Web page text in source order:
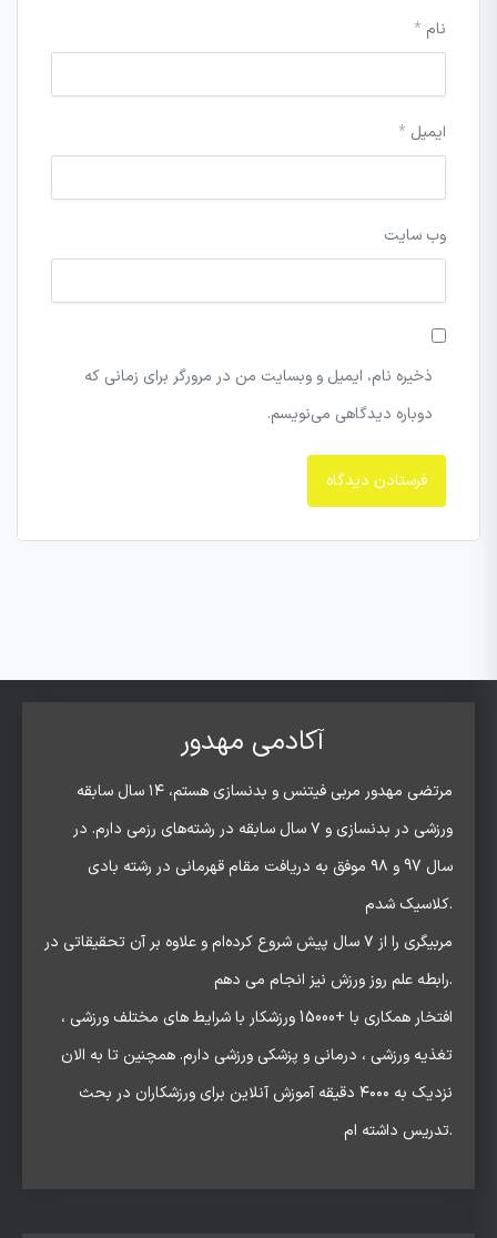
نام *
ایمیل *
وب‌ سایت
ذخیره نام، ایمیل و وبسایت من در مرورگر برای زمانی که
دوباره دیدگاهی می‌نویسم.
آکادمی مهدور
مرتضی مهدور مربی فیتنس و بدنسازی هستم، ۱۴ سال سابقه
ورزشی در بدنسازی و ۷ سال سابقه در رشته‌های رزمی دارم. در
سال 97 و ۹۸ موفق به دریافت مقام قهرمانی در رشته بادی
کلاسیک شدم.
مربیگری را از ۷ سال پیش شروع کرده‌ام و علاوه بر آن تحقیقاتی در
رابطه علم روز ورزش نیز انجام می دهم.
افتخار همکاری با +15000 ورزشکار با شرایط های مختلف ورزشی ،
تغذیه ورزشی ، درمانی و پزشکی ورزشی دارم. همچنین تا به الان
نزدیک به ۴۰۰۰ دقیقه آموزش آنلاین برای ورزشکاران در بحث
تدریس داشته ام.